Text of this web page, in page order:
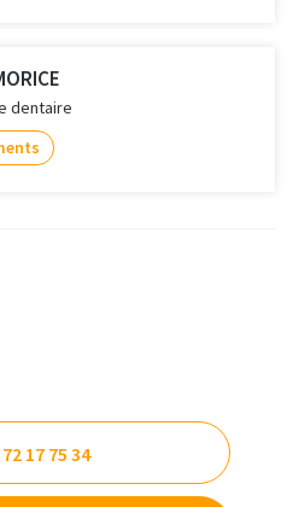
dentaire
17 75 34